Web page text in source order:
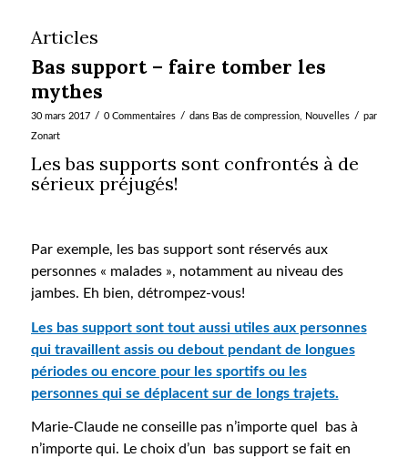
Articles
Bas support – faire tomber les
mythes
30 mars 2017 / 0 Commentaires / dans Bas de compression, Nouvelles / par
Zonart
Les bas supports sont confrontés à de
sérieux préjugés!
Par exemple, les bas support sont réservés aux
personnes « malades », notamment au niveau des
jambes. Eh bien, détrompez-vous!
Les bas support sont tout aussi utiles aux personnes
qui travaillent assis ou debout pendant de longues
périodes ou encore pour les sportifs ou les
personnes qui se déplacent sur de longs trajets.
Marie-Claude ne conseille pas n’importe quel bas à
n’importe qui. Le choix d’un bas support se fait en